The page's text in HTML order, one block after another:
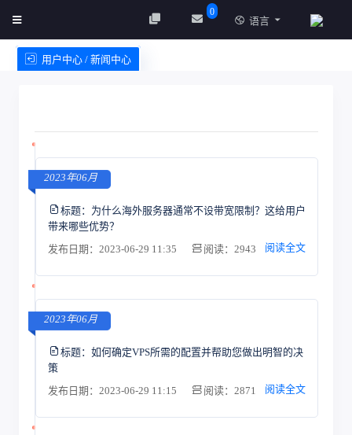
0
语言
用户中心 / 新闻中心
2023年06月
标题： 为什么海外服务器通常不设带宽限制？这给用户
带来哪些优势？
发布日期：2023-06-29 11:35
阅读：2943 阅读全文
2023年06月
标题： 如何确定VPS所需的配置并帮助您做出明智的决
策
发布日期：2023-06-29 11:15
阅读：2871 阅读全文